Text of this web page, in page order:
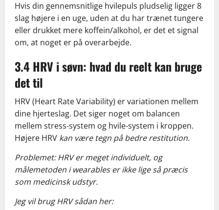
Hvis din gennemsnitlige hvilepuls pludselig ligger 8
slag højere i en uge, uden at du har trænet tungere
eller drukket mere koffein/alkohol, er det et signal
om, at noget er på overarbejde.
3.4 HRV i søvn: hvad du reelt kan bruge
det til
HRV (Heart Rate Variability) er variationen mellem
dine hjerteslag. Det siger noget om balancen
mellem stress-system og hvile-system i kroppen.
Højere HRV kan være tegn på bedre restitution.
Problemet: HRV er meget individuelt, og
målemetoden i wearables er ikke lige så præcis
som medicinsk udstyr.
Jeg vil brug HRV sådan her: